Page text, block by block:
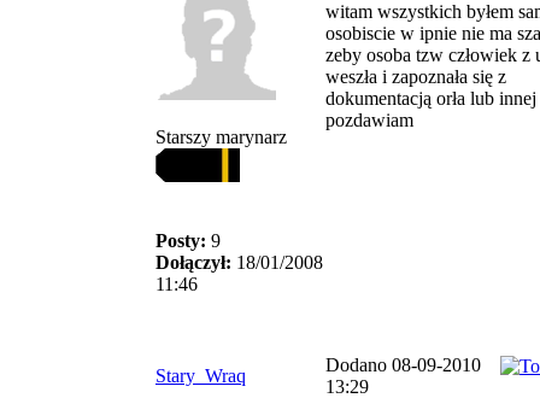
Starszy marynarz
Posty: 9
Dołączył: 18/01/2008
11:46
witam wszystkich byłem
osobiscie w ipnie nie ma
zeby osoba tzw człowiek z
weszła i zapoznała się z
dokumentacją orła lub
pozdawiam
Stary_Wraq
Dodano 08-09-2010
13:29